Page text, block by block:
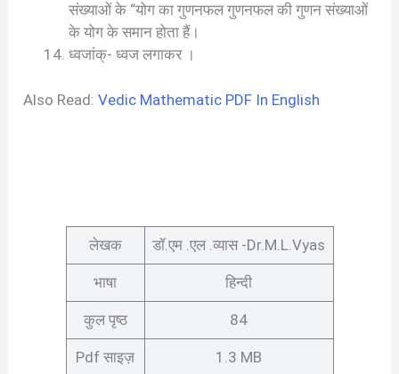
संख्याओं के “योग का गुणनफल गुणनफल की गुणन संख्याओं
के योग के समान होता हैं।
ध्वजांक्- ध्वज लगाकर ।
Also Read:Vedic Mathematic PDF In English
लेखक डॉ.एम .एल .व्यास -Dr.M.L.Vyas
भाषा हिन्दी
कुल पृष्ठ 84
Pdf साइज़ 1.3 MB